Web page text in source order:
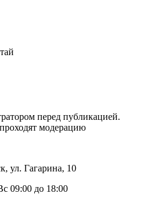
перед публикацией.
модерацию
ул. Гагарина, 10
09:00 до 18:00